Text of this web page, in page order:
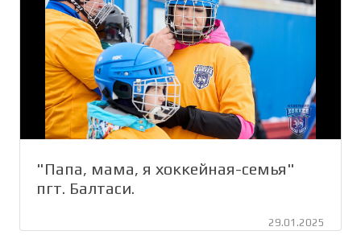
"Папа, мама, я хоккейная-семья"
пгт. Балтаси.
29.01.2025